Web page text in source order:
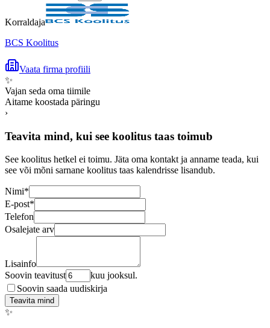
Korraldaja
BCS Koolitus
Vaata firma profiili
✨
Vajan seda oma tiimile
Aitame koostada päringu
›
Teavita mind, kui see koolitus taas toimub
See koolitus hetkel ei toimu. Jäta oma kontakt ja anname teada, kui
see või mõni sarnane koolitus taas kalendrisse lisandub.
Nimi*
E-post*
Telefon
Osalejate arv
Lisainfo
Soovin teavitust
kuu jooksul.
Soovin saada uudiskirja
Teavita mind
✨